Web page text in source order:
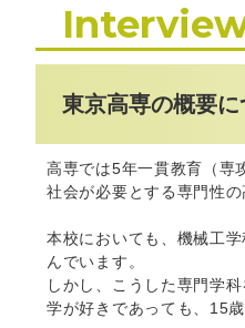
東京高専の概要に
高専では5年一貫教育（専
社会が必要とする専門性
本校においても、機械工
んでいます。
しかし、こうした専門学
学が好きであっても、15